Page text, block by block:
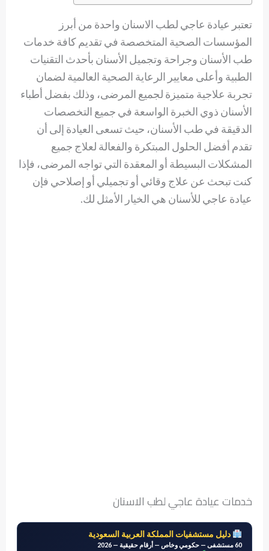
تعتبر عيادة عاجي لطب الاسنان واحدة من أبرز
المؤسسات الصحية المتخصصة في تقديم كافة خدمات
طب الأسنان وجراحة وتجميل الأسنان بأحدث التقنيات
الطبية وأعلى معايير الرعاية الصحية العالمية لضمان
تجربة علاجية متميزة لجميع المرضى، وذلك بفضل أطباء
الأسنان ذوي الخبرة الواسعة في جميع التخصصات
الدقيقة في طب الأسنان، حيث تسعى العيادة إلى أن
تقدم أفضل الحلول المبتكرة والفعالة لعلاج جميع
المشكلات البسيطة أو المعقدة التي تواجه المرضى، فإذا
كنت تبحث عن علاج وقائي أو تجميلي أو إصلاحي فإن
عيادة عاجي للأسنان هي الخيار الأمثل لك.
خدمات عيادة عاجي لطب الاسنان
دليل مستشفيات المملكة العربية السعودية
60 مستشفى — حكومي وخاص — أرقام حقيقية — 2026